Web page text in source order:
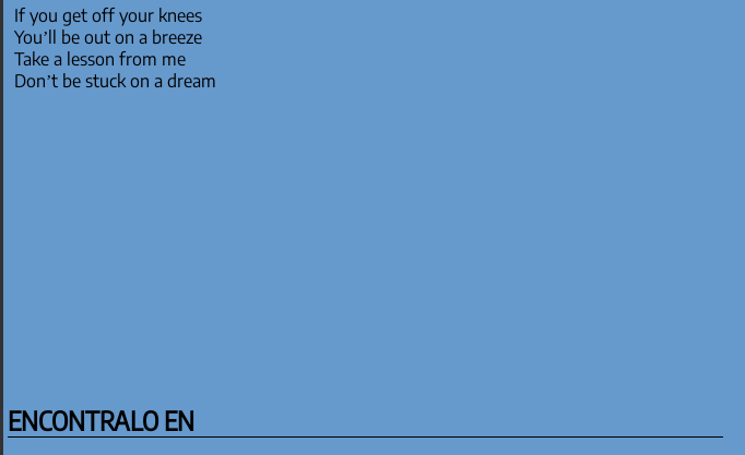
If you get off your knees
You’ll be out on a breeze
Take a lesson from me
Don’t be stuck on a dream
ENCONTRALO EN